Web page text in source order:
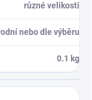
různé velikosti
nebo dle výběru
0.1 kg